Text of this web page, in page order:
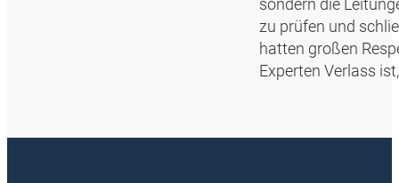
sondern die
zu prüfen und
hatten großen
Experten Verlass